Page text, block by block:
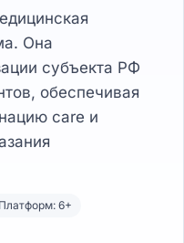
Она
субъекта РФ
обеспечивая
care и
Платформ: 6+